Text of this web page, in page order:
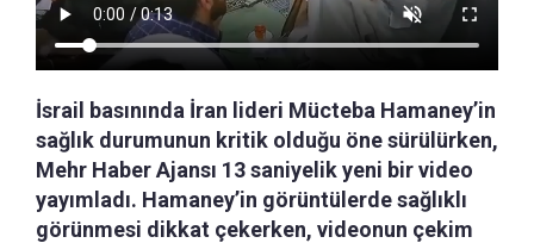
İsrail basınında İran lideri Mücteba Hamaney’in
sağlık durumunun kritik olduğu öne sürülürken,
Mehr Haber Ajansı 13 saniyelik yeni bir video
yayımladı. Hamaney’in görüntülerde sağlıklı
görünmesi dikkat çekerken, videonun çekim